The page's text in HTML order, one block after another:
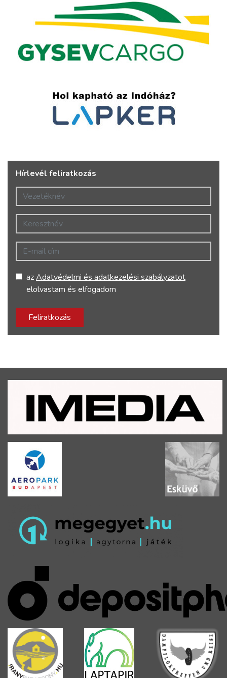
Hírlevél feliratkozás
Vezetéknév
Keresztnév
E-mail cím
azAdatvédelmi és adatkezelési szabályzatot
elolvastam és elfogadom
Feliratkozás